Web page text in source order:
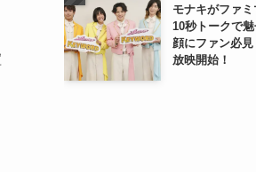
モナキがファミ
10秒トークで
顔にファン必
放映開始！